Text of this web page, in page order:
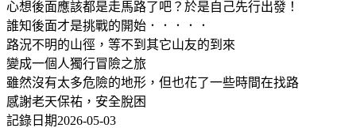
心想後面應該都是走馬路了吧？於是自己先行出發！
誰知後面才是挑戰的開始．．．．．
路況不明的山徑，等不到其它山友的到來
變成一個人獨行冒險之旅
雖然沒有太多危險的地形，但也花了一些時間在找路
感謝老天保祐，安全脫困
記錄日期2026-05-03